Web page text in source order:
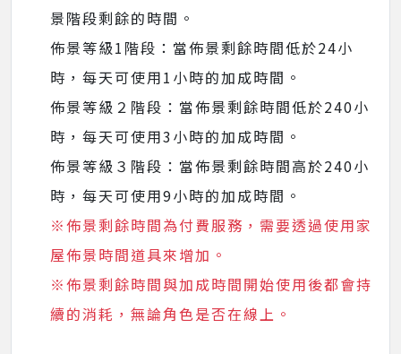
景階段剩餘的時間。
佈景等級1階段：當佈景剩餘時間低於24小
時，每天可使用1小時的加成時間。
佈景等級２階段：當佈景剩餘時間低於240小
時，每天可使用3小時的加成時間。
佈景等級３階段：當佈景剩餘時間高於240小
時，每天可使用9小時的加成時間。
※佈景剩餘時間為付費服務，需要透過使用家
屋佈景時間道具來增加。
※佈景剩餘時間與加成時間開始使用後都會持
續的消耗，無論角色是否在線上。